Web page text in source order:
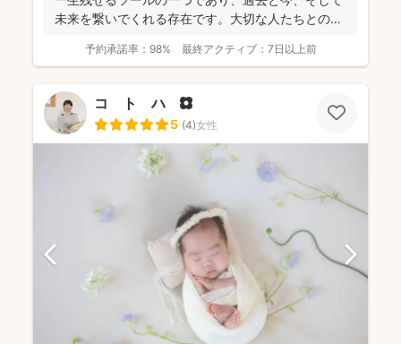
未来を繋いでくれる存在です。大切な人たちとの写
予約承諾率： 98% 最終アクティブ： 7日以上前
コ ト ハ 🌼
5 (4)女性